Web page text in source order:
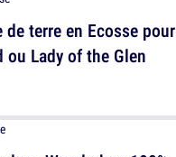
de terre en Ecosse pour
ou Lady of the Glen